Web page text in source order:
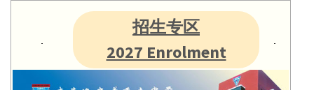
招生专区
2027 Enrolment